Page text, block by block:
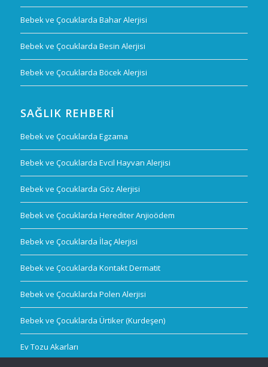
Bebek ve Çocuklarda Bahar Alerjisi
Bebek ve Çocuklarda Besin Alerjisi
Bebek ve Çocuklarda Böcek Alerjisi
SAĞLIK REHBERI
Bebek ve Çocuklarda Egzama
Bebek ve Çocuklarda Evcil Hayvan Alerjisi
Bebek ve Çocuklarda Göz Alerjisi
Bebek ve Çocuklarda Herediter Anjioödem
Bebek ve Çocuklarda İlaç Alerjisi
Bebek ve Çocuklarda Kontakt Dermatit
Bebek ve Çocuklarda Polen Alerjisi
Bebek ve Çocuklarda Ürtiker (Kurdeşen)
Ev Tozu Akarları